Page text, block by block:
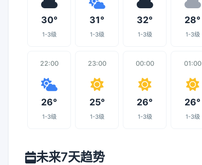
30°
1-3级
31°
1-3级
32°
1-3级
28°
1-3级
22:00
26°
1-3级
23:00
25°
1-3级
00:00
26°
1-3级
01:00
26°
1-3级
未来7天趋势